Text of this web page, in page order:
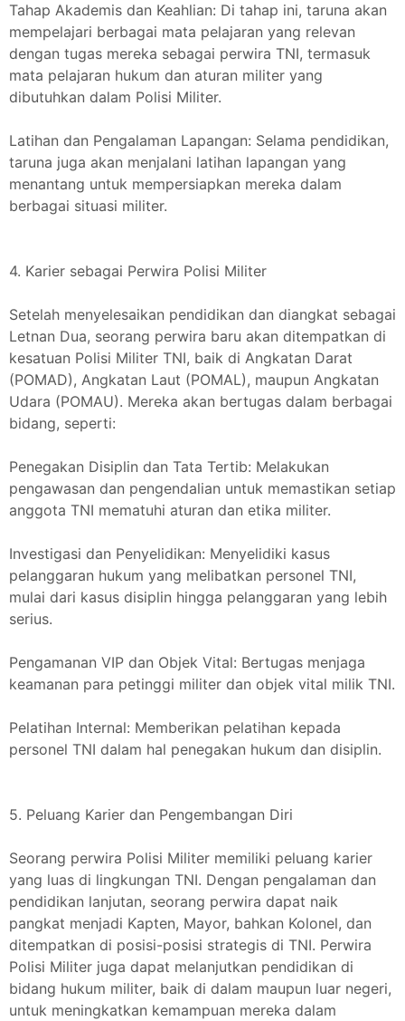
Tahap Akademis dan Keahlian: Di tahap ini, taruna akan
mempelajari berbagai mata pelajaran yang relevan
dengan tugas mereka sebagai perwira TNI, termasuk
mata pelajaran hukum dan aturan militer yang
dibutuhkan dalam Polisi Militer.
Latihan dan Pengalaman Lapangan: Selama pendidikan,
taruna juga akan menjalani latihan lapangan yang
menantang untuk mempersiapkan mereka dalam
berbagai situasi militer.
4. Karier sebagai Perwira Polisi Militer
Setelah menyelesaikan pendidikan dan diangkat sebagai
Letnan Dua, seorang perwira baru akan ditempatkan di
kesatuan Polisi Militer TNI, baik di Angkatan Darat
(POMAD), Angkatan Laut (POMAL), maupun Angkatan
Udara (POMAU). Mereka akan bertugas dalam berbagai
bidang, seperti:
Penegakan Disiplin dan Tata Tertib: Melakukan
pengawasan dan pengendalian untuk memastikan setiap
anggota TNI mematuhi aturan dan etika militer.
Investigasi dan Penyelidikan: Menyelidiki kasus
pelanggaran hukum yang melibatkan personel TNI,
mulai dari kasus disiplin hingga pelanggaran yang lebih
serius.
Pengamanan VIP dan Objek Vital: Bertugas menjaga
keamanan para petinggi militer dan objek vital milik TNI.
Pelatihan Internal: Memberikan pelatihan kepada
personel TNI dalam hal penegakan hukum dan disiplin.
5. Peluang Karier dan Pengembangan Diri
Seorang perwira Polisi Militer memiliki peluang karier
yang luas di lingkungan TNI. Dengan pengalaman dan
pendidikan lanjutan, seorang perwira dapat naik
pangkat menjadi Kapten, Mayor, bahkan Kolonel, dan
ditempatkan di posisi-posisi strategis di TNI. Perwira
Polisi Militer juga dapat melanjutkan pendidikan di
bidang hukum militer, baik di dalam maupun luar negeri,
untuk meningkatkan kemampuan mereka dalam